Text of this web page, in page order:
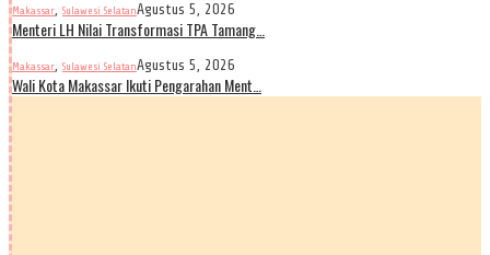
Makassar, Sulawesi SelatanAgustus 5, 2026
Menteri LH Nilai Transformasi TPA Tamang…
Makassar, Sulawesi SelatanAgustus 5, 2026
Wali Kota Makassar Ikuti Pengarahan Ment…